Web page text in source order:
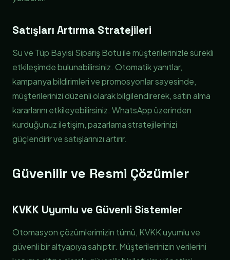
Satışları Artırma Stratejileri
Su ve Tüp Bayisi Sipariş Botu ile müşterilerinizle sürekli
etkileşimde bulunabilirsiniz. Otomatik yanıtlar,
kampanya bildirimleri ve promosyonlar sayesinde,
müşterilerinizi düzenli olarak bilgilendirerek, satın alma
kararlarını etkileyebilirsiniz. WhatsApp üzerinden
kurduğunuz iletişim, pazarlama stratejilerinizi
güçlendirir ve satışlarınızı artırır.
Güvenilir ve Resmi Çözümler
KVKK Uyumlu ve Güvenli Sistemler
Otomasyon çözümlerimizin tümü, KVKK uyumlu ve
güvenli bir altyapıya sahiptir. Müşterilerinizin verilerini